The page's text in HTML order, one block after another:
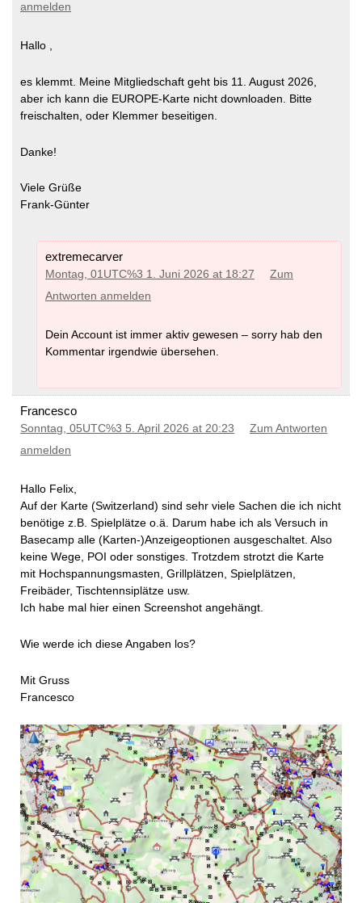
anmelden
Hallo ,
es klemmt. Meine Mitgliedschaft geht bis 11. August 2026,
aber ich kann die EUROPE-Karte nicht downloaden. Bitte
freischalten, oder Klemmer beseitigen.
Danke!
Viele Grüße
Frank-Günter
extremecarver
Montag, 01UTC%3 1. Juni 2026 at 18:27
Zum
Antworten anmelden
Dein Account ist immer aktiv gewesen – sorry hab den
Kommentar irgendwie übersehen.
Francesco
Sonntag, 05UTC%3 5. April 2026 at 20:23
Zum Antworten
anmelden
Hallo Felix,
Auf der Karte (Switzerland) sind sehr viele Sachen die ich nicht
benötige z.B. Spielplätze o.ä. Darum habe ich als Versuch in
Basecamp alle (Karten-)Anzeigeoptionen ausgeschaltet. Also
keine Wege, POI oder sonstiges. Trotzdem strotzt die Karte
mit Hochspannungsmasten, Grillplätzen, Spielplätzen,
Freibäder, Tischtennsiplätze usw.
Ich habe mal hier einen Screenshot angehängt.
Wie werde ich diese Angaben los?
Mit Gruss
Francesco